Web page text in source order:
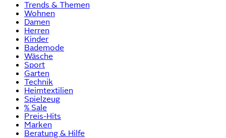
Trends & Themen
Wohnen
Damen
Herren
Kinder
Bademode
Wäsche
Sport
Garten
Technik
Heimtextilien
Spielzeug
% Sale
Preis-Hits
Marken
Beratung & Hilfe